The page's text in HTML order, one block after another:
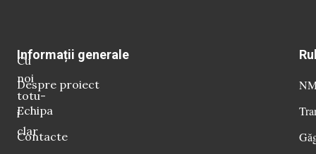
Cu
noi
totu-
i
clar
Informații generale
Despre proiect
Echipa
Contacte